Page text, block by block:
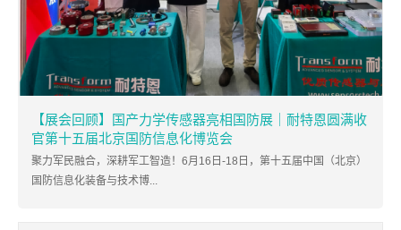
【展会回顾】国产力学传感器亮相国防展｜耐特恩圆满收
官第十五届北京国防信息化博览会
聚力军民融合，深耕军工智造！6月16日-18日，第十五届中国（北京）
国防信息化装备与技术博...